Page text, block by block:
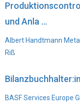
und Anla ...
Albert Handtmann
Riß
BASF Services Europe